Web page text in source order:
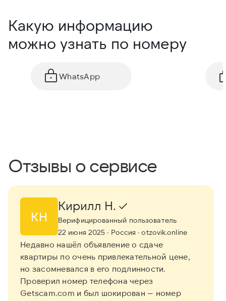
Какую информацию
можно узнать по номеру
WhatsApp
Отзывы о сервисе
КН
Кирилл Н.
Верифицированный пользователь
22 июня 2025 · Россия · otzovik.online
Недавно нашёл объявление о сдаче
квартиры по очень привлекательной цене,
но засомневался в его подлинности.
Проверил номер телефона через
Getscam.com и был шокирован — номер